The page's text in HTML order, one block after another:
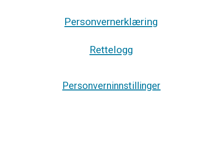
Personvernerklæring
Rettelogg
Personverninnstillinger